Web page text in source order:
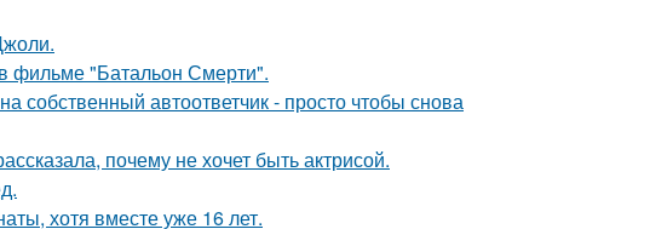
фильме "Батальон Смерти".
собственный автоответчик - просто чтобы снова
почему не хочет быть актрисой.
хотя вместе уже 16 лет.